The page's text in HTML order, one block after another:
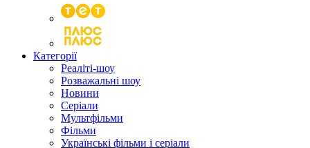
Категорії
Реаліті-шоу
Розважальні шоу
Новини
Серіали
Мультфільми
Фільми
Українські фільми і серіали